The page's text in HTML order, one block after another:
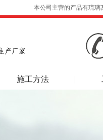
本公司主营的产品有琉璃
施工方法